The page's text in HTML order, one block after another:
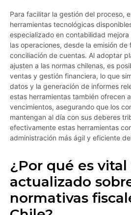
Para facilitar la gestión del proceso,
herramientas tecnológicas
especializado en contabilidad
las operaciones, desde la emisión de
conciliación de cuentas. Al adoptar
ajusten a las normas chilenas, es
ventas y gestión financiera, lo que
datos y la generación de informes
estas herramientas también ofrecen
vencimientos, asegurando que los
mantengan al día con sus deberes
efectivamente estas herramientas
administración más ágil y eficiente
¿Por qué es vital
actualizado
normativas